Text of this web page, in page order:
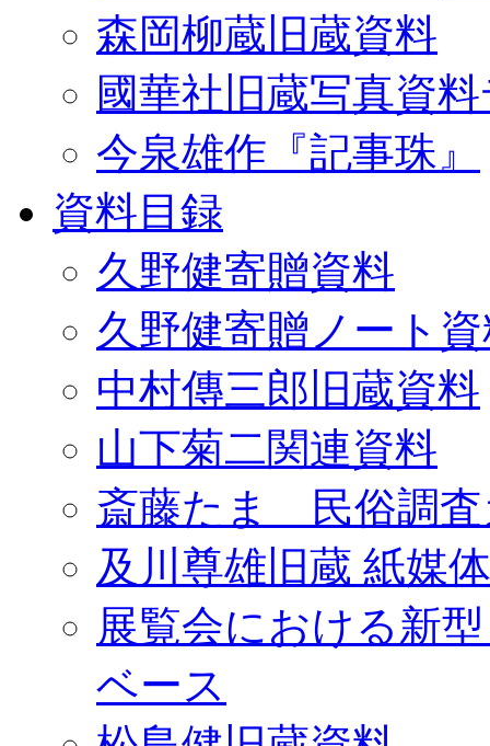
森岡柳蔵旧蔵資料
國華社旧蔵写真資
今泉雄作『記事珠』
資料目録
久野健寄贈資料
久野健寄贈ノート
中村傳三郎旧蔵資料
山下菊二関連資料
斎藤たま 民俗調査
及川尊雄旧蔵 紙媒
展覧会における新
ベース